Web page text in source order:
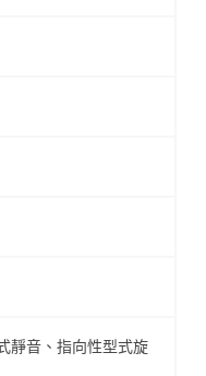
靜音、指向性型式旋